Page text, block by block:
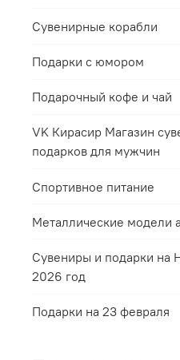
Сувенирные корабли
Подарки с юмором
Подарочный кофе и чай
VK Кирасир Магазин
подарков для мужчин
Спортивное питание
Металлические модели
Сувениры и подарки на
2026 год
Подарки на 23 февраля